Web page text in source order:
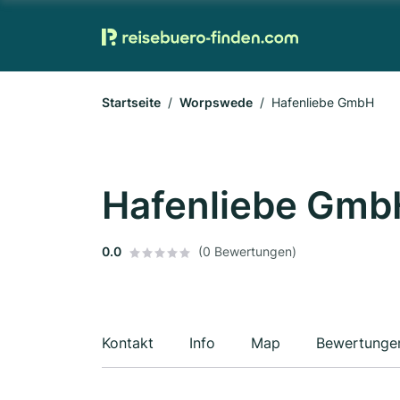
Startseite Worpswede Hafenliebe GmbH
Hafenliebe
0.0 (0 Bewertungen)
Kontakt Info Map